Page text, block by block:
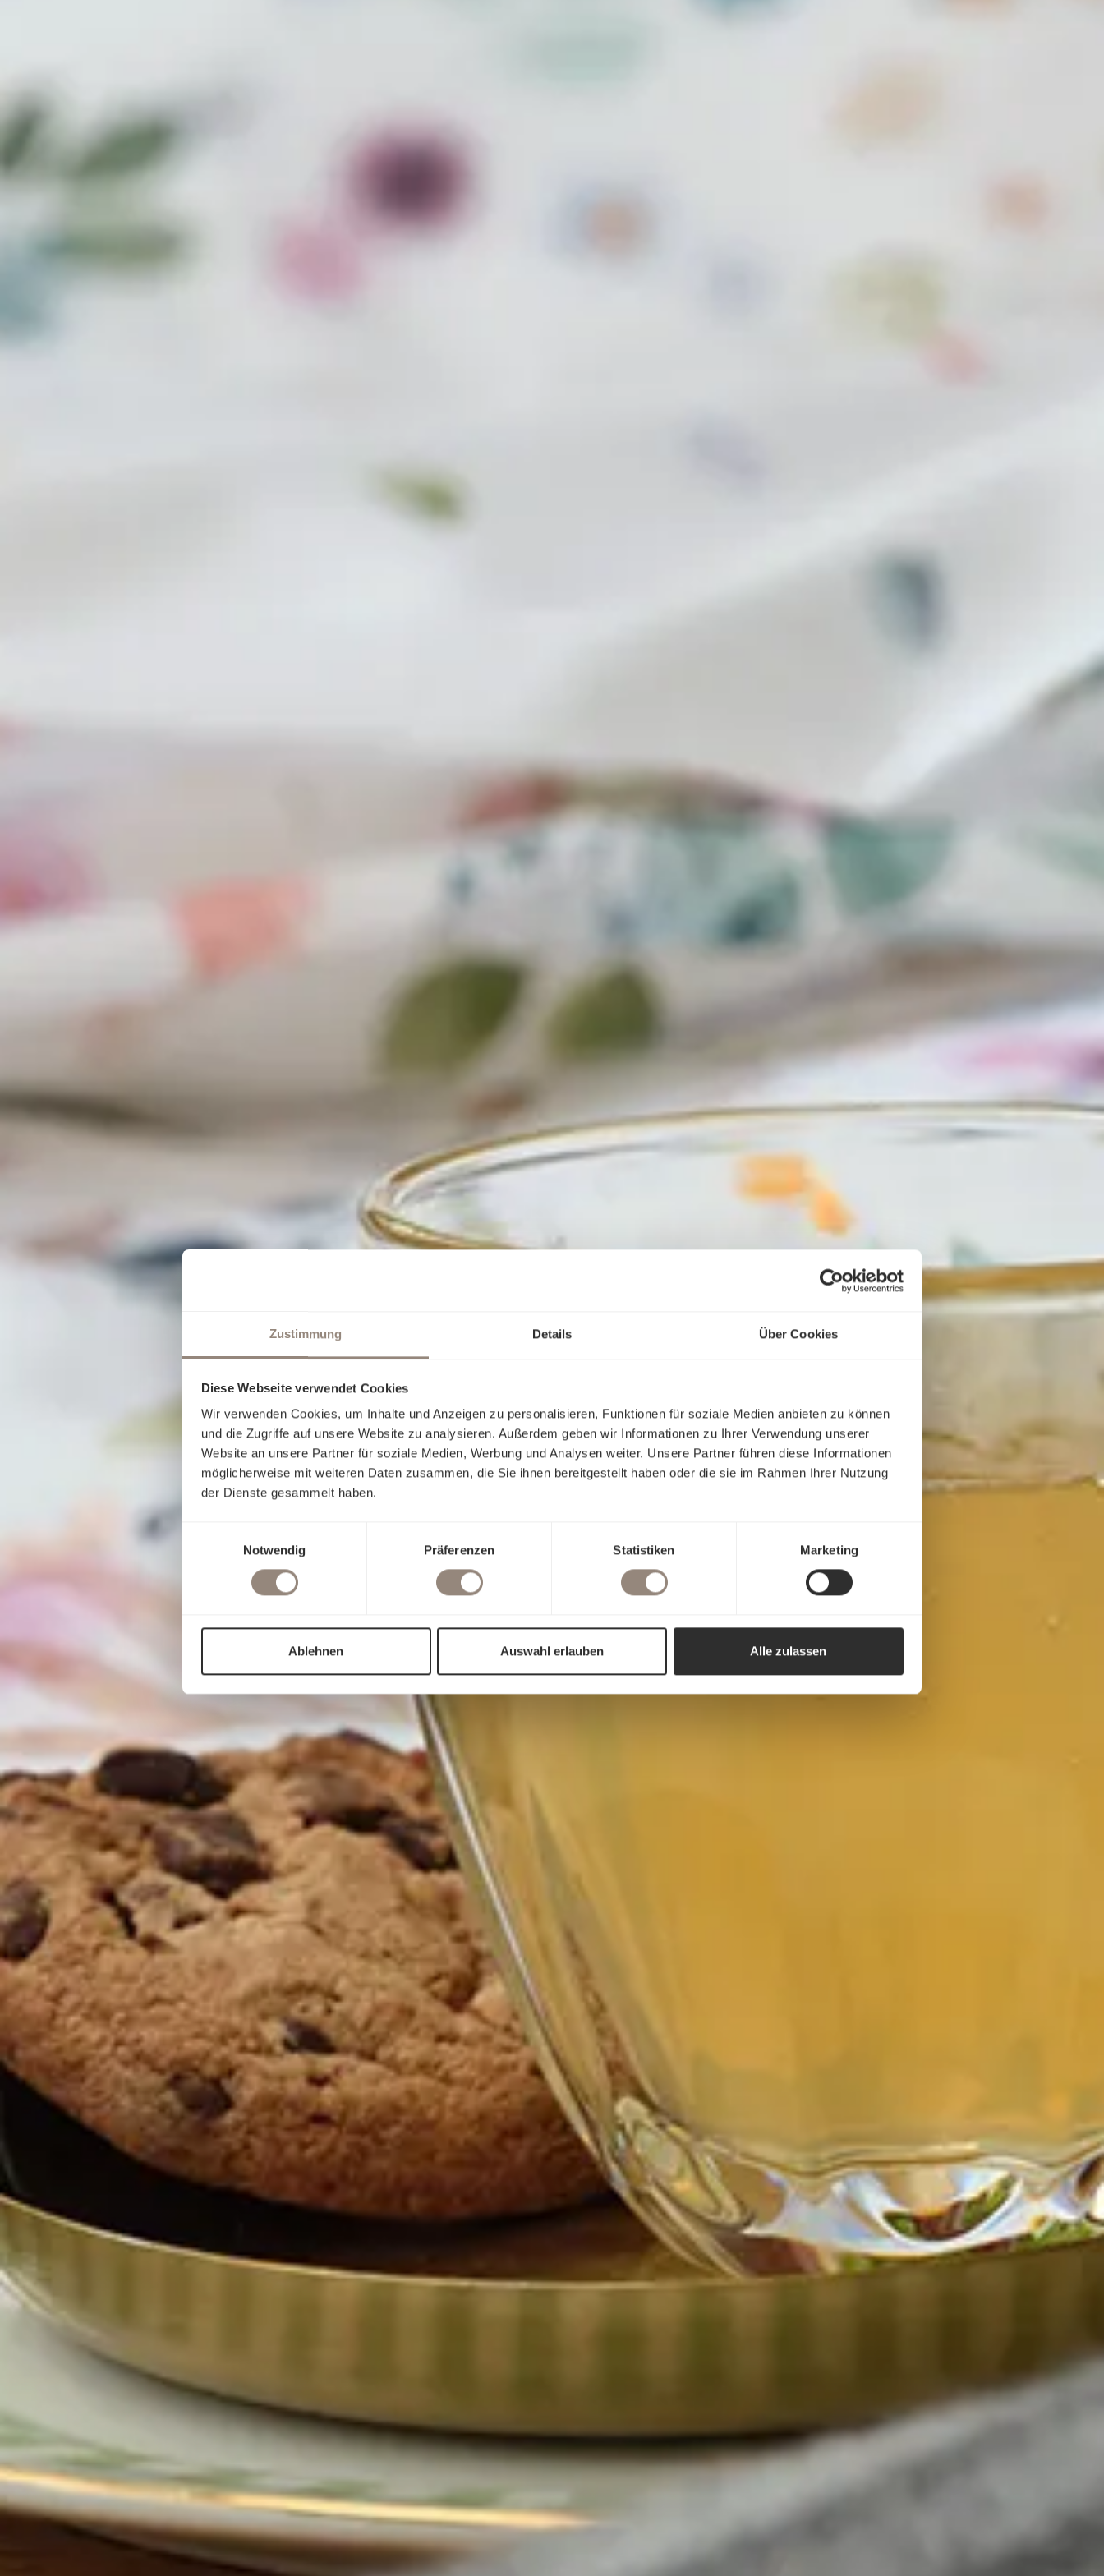
Zustimmung Details Über Cookies
Diese Webseite verwendet Cookies
Wir verwenden Cookies, um Inhalte und Anzeigen zu personalisieren, Funktionen für soziale Medien anbieten zu können
und die Zugriffe auf unsere Website zu analysieren. Außerdem geben wir Informationen zu Ihrer Verwendung unserer
Website an unsere Partner für soziale Medien, Werbung und Analysen weiter. Unsere Partner führen diese Informationen
möglicherweise mit weiteren Daten zusammen, die Sie ihnen bereitgestellt haben oder die sie im Rahmen Ihrer Nutzung
der Dienste gesammelt haben.
Notwendig
Präferenzen Statistiken Marketing
Ablehnen Auswahl erlauben Alle zulassen